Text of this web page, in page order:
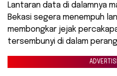
Lantaran data di dalamnya
Bekasi segera menempuh
membongkar jejak
tersembunyi di dalam